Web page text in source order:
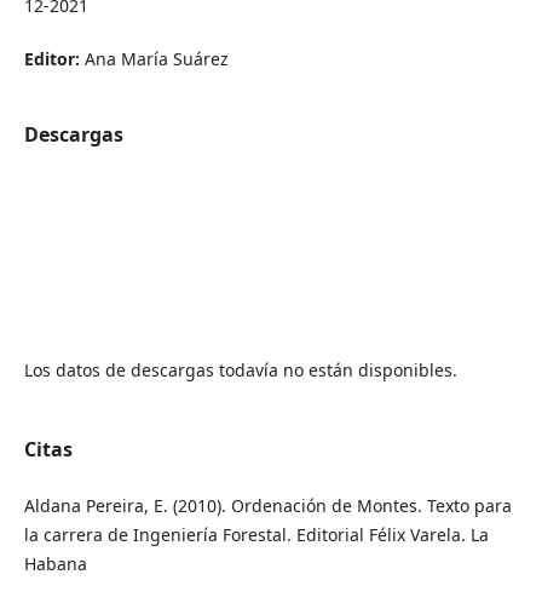
12-2021
Editor: Ana María Suárez
Descargas
Los datos de descargas todavía no están disponibles.
Citas
Aldana Pereira, E. (2010). Ordenación de Montes. Texto para
la carrera de Ingeniería Forestal. Editorial Félix Varela. La
Habana